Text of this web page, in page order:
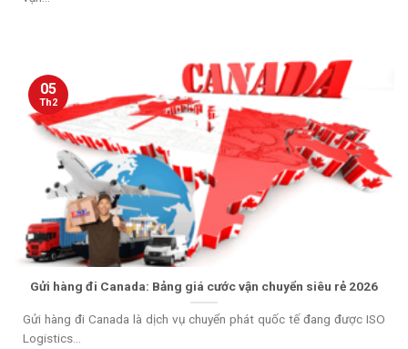
Gửi hàng đi Canada: Bảng giá cước vận chuyển siêu rẻ 2026
Gửi hàng đi Canada là dịch vụ chuyển phát quốc tế đang được ISO
Logistics...
05
Th2